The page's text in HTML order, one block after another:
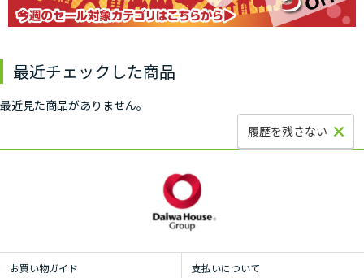
最近チェックした商品
最近見た商品がありません。
履歴を残さない
お買い物ガイド 支払いについて